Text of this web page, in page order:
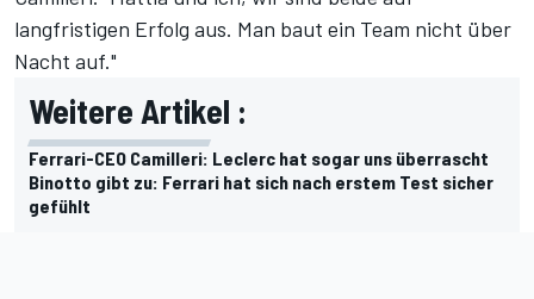
langfristigen Erfolg aus. Man baut ein Team nicht über
Nacht auf."
Weitere Artikel :
Ferrari-CEO Camilleri: Leclerc hat sogar uns überrascht
Binotto gibt zu: Ferrari hat sich nach erstem Test sicher
gefühlt